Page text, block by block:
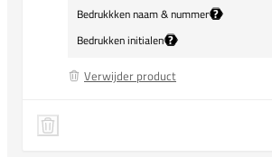
Bedrukkken naam & nummer ?
Bedrukken initialen ?
Verwijder product
Speler 1 verwijderen